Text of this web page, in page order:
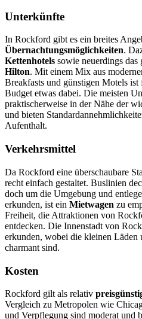
Unterkünfte
In Rockford gibt es ein breites
Übernachtungsmöglichkeiten.
Kettenhotels sowie neuerdings das
Hilton. Mit einem Mix aus
Breakfasts und günstigen Motels
Budget etwas dabei. Die meisten
praktischerweise in der Nähe der
und bieten
Aufenthalt.
Verkehrsmittel
Da Rockford eine überschaubare
recht einfach gestaltet. Buslinien
doch um die Umgebung und
erkunden, ist ein Mietwagen zu
Freiheit, die Attraktionen von
entdecken. Die Innenstadt von
erkunden, wobei die kleinen Läden
charmant sind.
Kosten
Rockford gilt als relativ
Vergleich zu Metropolen wie
und Verpflegung sind moderat und